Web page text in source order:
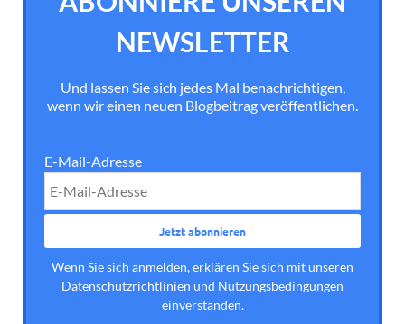
NEWSLETTER
Und lassen Sie sich jedes Mal benachrichtigen,
wenn wir einen neuen Blogbeitrag veröffentlichen.
E-Mail-Adresse
Wenn Sie sich anmelden, erklären Sie sich mit unseren
Datenschutzrichtlinien und Nutzungsbedingungen
einverstanden.